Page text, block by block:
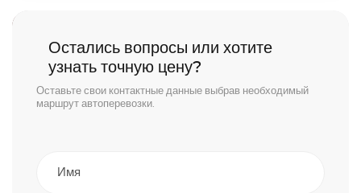
Остались вопросы или хотите
узнать точную цену?
Оставьте свои контактные данные выбрав необходимый
маршрут автоперевозки.